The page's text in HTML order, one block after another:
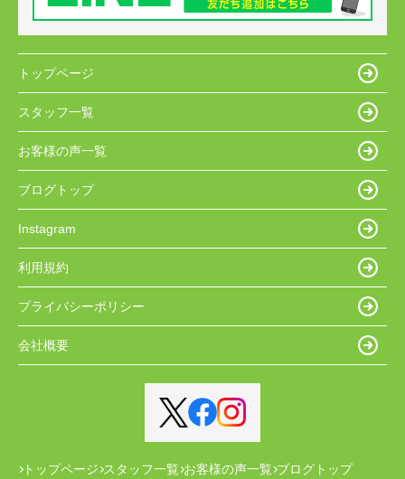
トップページ
スタッフ一覧
お客様の声一覧
ブログトップ
Instagram
利用規約
プライバシーポリシー
会社概要
トップページ スタッフ一覧 お客様の声一覧 ブログトップ